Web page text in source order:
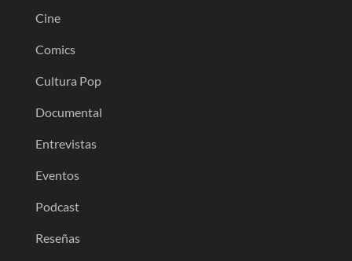
Cine
Comics
Cultura Pop
Documental
Entrevistas
Eventos
Podcast
Reseñas